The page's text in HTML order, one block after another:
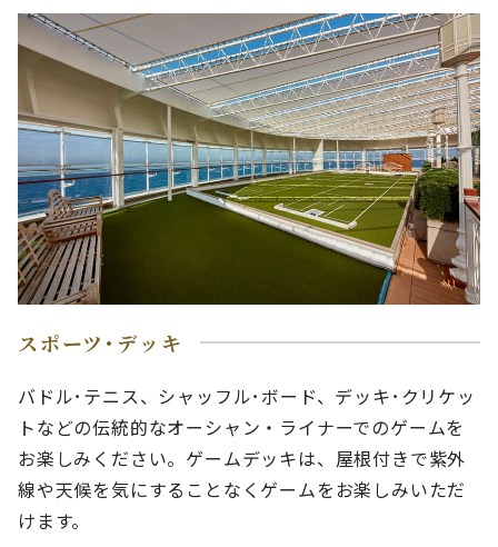
スポーツ･デッキ
バドル･テニス、シャッフル･ボード、デッキ･クリケッ
トなどの伝統的なオーシャン・ライナーでのゲームを
お楽しみください。ゲームデッキは、屋根付きで紫外
線や天候を気にすることなくゲームをお楽しみいただ
けます。